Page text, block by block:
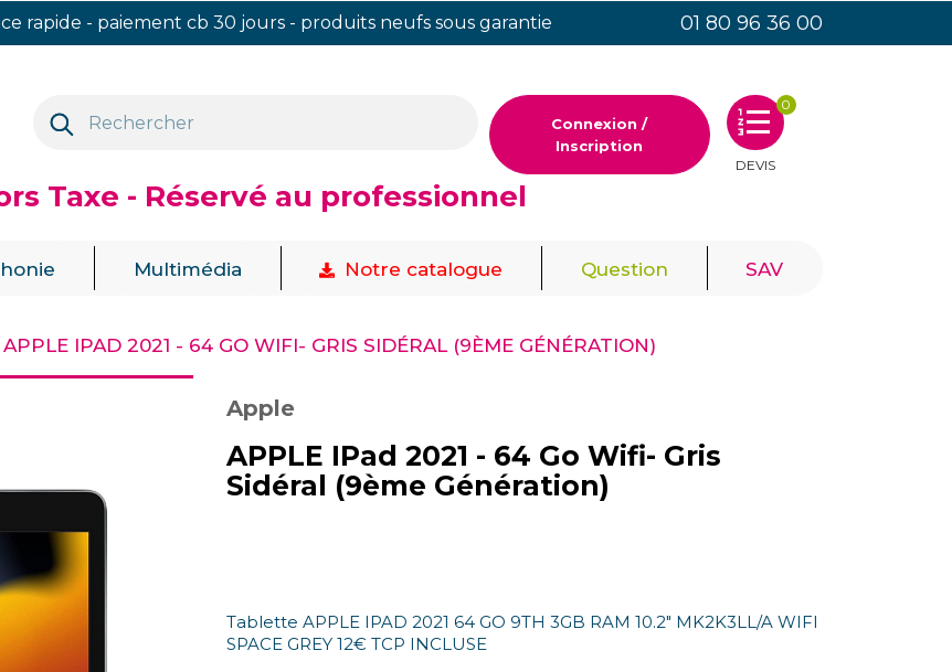
rapide - paiement cb 30 jours - produits neufs sous garantie 01 80 96 36 00
Connexion /
Inscription
0
DEVIS
Taxe - Réservé au professionnel
Multimédia Notre catalogue Question SAV
APPLE IPAD 2021 - 64 GO WIFI- GRIS SIDÉRAL (9ÈME GÉNÉRATION)
Apple
APPLE IPad 2021 - 64 Go Wifi- Gris
Sidéral (9ème Génération)
Tablette APPLE IPAD 2021 64 GO 9TH 3GB RAM 10.2" MK2K3LL/A WIFI
SPACE GREY 12€ TCP INCLUSE